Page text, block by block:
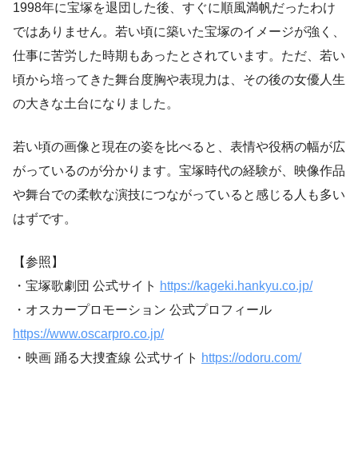
1998年に宝塚を退団した後、すぐに順風満帆だったわけ
ではありません。若い頃に築いた宝塚のイメージが強く、
仕事に苦労した時期もあったとされています。ただ、若い
頃から培ってきた舞台度胸や表現力は、その後の女優人生
の大きな土台になりました。
若い頃の画像と現在の姿を比べると、表情や役柄の幅が広
がっているのが分かります。宝塚時代の経験が、映像作品
や舞台での柔軟な演技につながっていると感じる人も多い
はずです。
【参照】
・宝塚歌劇団 公式サイト https://kageki.hankyu.co.jp/
・オスカープロモーション 公式プロフィール
https://www.oscarpro.co.jp/
・映画 踊る大捜査線 公式サイト https://odoru.com/